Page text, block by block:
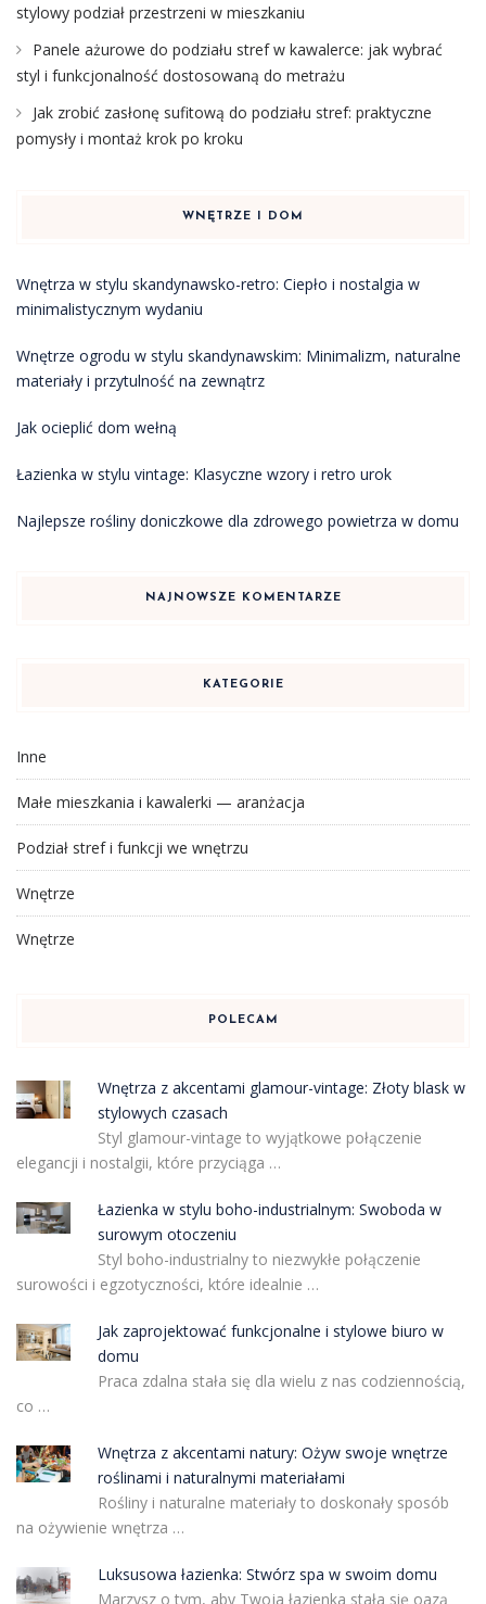
stylowy podział przestrzeni w mieszkaniu
Panele ażurowe do podziału stref w kawalerce: jak wybrać
styl i funkcjonalność dostosowaną do metrażu
Jak zrobić zasłonę sufitową do podziału stref: praktyczne
pomysły i montaż krok po kroku
WNĘTRZE I DOM
Wnętrza w stylu skandynawsko-retro: Ciepło i nostalgia w
minimalistycznym wydaniu
Wnętrze ogrodu w stylu skandynawskim: Minimalizm, naturalne
materiały i przytulność na zewnątrz
Jak ocieplić dom wełną
Łazienka w stylu vintage: Klasyczne wzory i retro urok
Najlepsze rośliny doniczkowe dla zdrowego powietrza w domu
NAJNOWSZE KOMENTARZE
KATEGORIE
Inne
Małe mieszkania i kawalerki — aranżacja
Podział stref i funkcji we wnętrzu
Wnętrze
Wnętrze
POLECAM
Wnętrza z akcentami glamour-vintage: Złoty blask w
stylowych czasach
Styl glamour-vintage to wyjątkowe połączenie
elegancji i nostalgii, które przyciąga …
Łazienka w stylu boho-industrialnym: Swoboda w
surowym otoczeniu
Styl boho-industrialny to niezwykłe połączenie
surowości i egzotyczności, które idealnie …
Jak zaprojektować funkcjonalne i stylowe biuro w
domu
Praca zdalna stała się dla wielu z nas codziennością,
co …
Wnętrza z akcentami natury: Ożyw swoje wnętrze
roślinami i naturalnymi materiałami
Rośliny i naturalne materiały to doskonały sposób
na ożywienie wnętrza …
Luksusowa łazienka: Stwórz spa w swoim domu
Marzysz o tym, aby Twoja łazienka stała się oazą